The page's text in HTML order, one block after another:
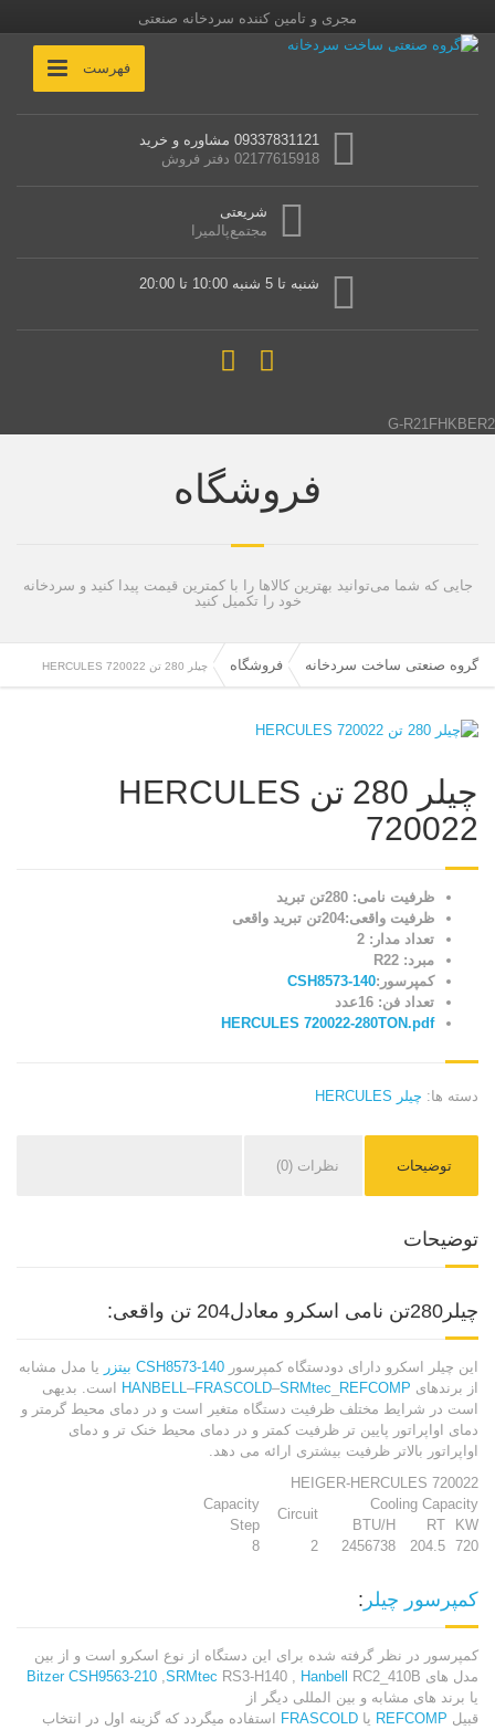
مجری و تامین کننده سردخانه صنعتی
فهرست
09337831121 مشاوره و خرید
02177615918 دفتر فروش
شریعتی
مجتمع‌پالمیرا
شنبه تا 5 شنبه 10:00 تا 20:00
G-R21FHKBER2
فروشگاه
جایی که شما می‌توانید بهترین کالاها را با کمترین قیمت پیدا کنید و سردخانه
خود را تکمیل کنید
گروه صنعتی ساخت سردخانه فروشگاه چیلر 280 تن HERCULES 720022
چیلر 280 تن HERCULES
720022
ظرفیت نامی: 280تن تبرید
ظرفیت واقعی:204تن تبرید واقعی
تعداد مدار: 2
مبرد: R22
کمپرسور:CSH8573-140
تعداد فن: 16عدد
HERCULES 720022-280TON.pdf
دسته ها: چیلر HERCULES
توضیحات نظرات (0)
توضیحات
چیلر280تن نامی اسکرو معادل204 تن واقعی:
این چیلر اسکرو دارای دودستگاه کمپرسور بیتزر یا مدل مشابه
از برندهای
HANBELL –FRASCOLD–SRMtec REFCOMP
است. بدیهی
است در شرایط مختلف ظرفیت دستگاه متغیر است و در دمای محیط گرمتر و
دمای اواپراتور پایین تر ظرفیت کمتر و در دمای محیط خنک تر و دمای
اواپراتور بالاتر ظرفیت بیشتری ارائه می دهد.
HEIGER-HERCULES 720022
Cooling Capacity
Circuit
Capacity
Step
KW
RT
BTU/H
720
204.5
2456738
2
8
کمپرسور چیلر :
کمپرسور در نظر گرفته شده برای این دستگاه از نوع اسکرو است و از بین
مدل های
Bitzer CSH9563-210 ,SRMtec RS3-H140 , Hanbell
RC2_410B
یا برند های مشابه و بین المللی دیگر از
قبیل REFCOMP یا FRASCOLD
استفاده میگردد که گزینه اول در انتخاب